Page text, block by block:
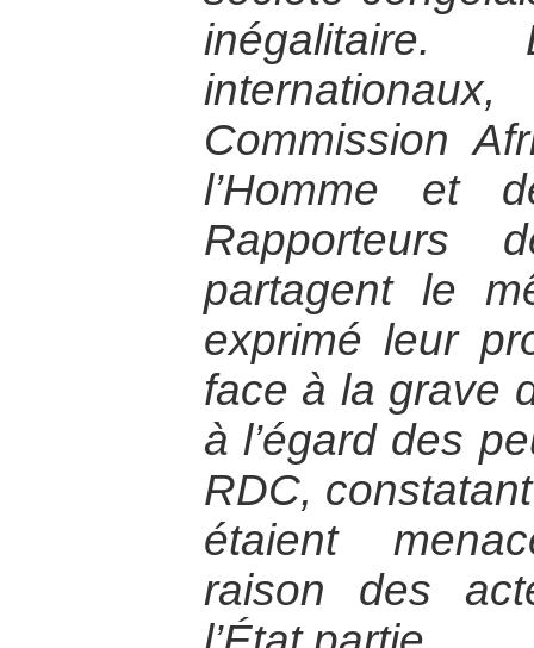
inégalitaire.
Commission
l’Homme et
Rapporteurs
partagent le
exprimé leur
face à la grave
à l’égard des
RDC,
étaient
raison des